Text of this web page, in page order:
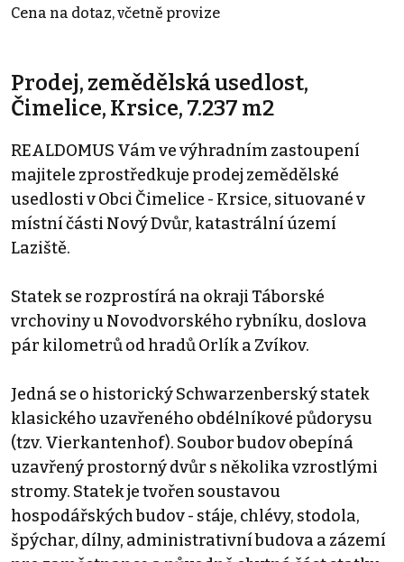
Cena na dotaz, včetně provize
Prodej, zemědělská usedlost,
Čimelice, Krsice, 7.237 m2
REALDOMUS Vám ve výhradním zastoupení
majitele zprostředkuje prodej zemědělské
usedlosti v Obci Čimelice - Krsice, situované v
místní části Nový Dvůr, katastrální území
Laziště.
Statek se rozprostírá na okraji Táborské
vrchoviny u Novodvorského rybníku, doslova
pár kilometrů od hradů Orlík a Zvíkov.
Jedná se o historický Schwarzenberský statek
klasického uzavřeného obdélníkové půdorysu
(tzv. Vierkantenhof). Soubor budov obepíná
uzavřený prostorný dvůr s několika vzrostlými
stromy. Statek je tvořen soustavou
hospodářských budov - stáje, chlévy, stodola,
špýchar, dílny, administrativní budova a zázemí